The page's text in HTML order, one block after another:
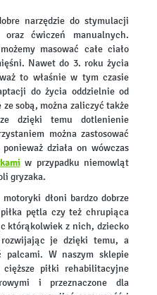
narzędzie do stymulacji
oraz ćwiczeń manualnych.
masować całe ciało
Nawet do 3. roku życia
to właśnie w tym czasie
do życia oddzielnie od
sobą, można zaliczyć także
dzięki temu dotlenienie
można zastosować
działa on wówczas
w przypadku niemowląt
gryzaka.
dłoni bardzo dobrze
pętla czy też chrupiąca
którąkolwiek z nich, dziecko
rozwijając je dzięki temu, a
W naszym sklepie
piłki rehabilitacyjne
i przeznaczone dla